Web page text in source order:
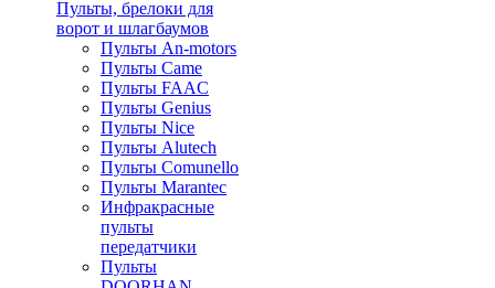
Пульты, брелоки для
ворот и шлагбаумов
Пульты An-motors
Пульты Came
Пульты FAAC
Пульты Genius
Пульты Nice
Пульты Alutech
Пульты Сomunello
Пульты Marantec
Инфракрасные
пульты
передатчики
Пульты